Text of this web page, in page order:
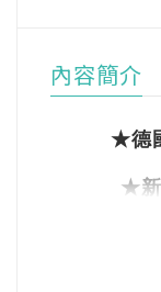
內容簡介
★德
★新